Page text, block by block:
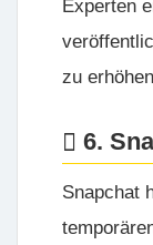
Experten
zu
6.
Snapchat